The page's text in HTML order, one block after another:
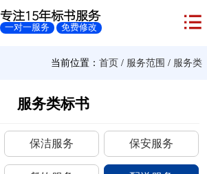
专注15年标书服务
一对一服务 免费修改
当前位置： 首页 / 服务范围 / 服务类
服务类标书
保洁服务 保安服务